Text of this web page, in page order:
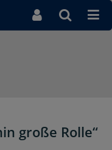
große Rolle“